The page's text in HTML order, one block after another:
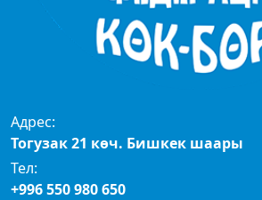
Адрес:
Тогузак 21 көч. Бишкек шаары
Тел:
+996 550 980 650